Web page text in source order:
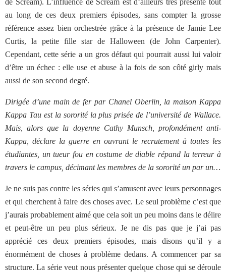
de Scream). L’influence de Scream est d’ailleurs très présente tout
au long de ces deux premiers épisodes, sans compter la grosse
référence assez bien orchestrée grâce à la présence de Jamie Lee
Curtis, la petite fille star de Halloween (de John Carpenter).
Cependant, cette série a un gros défaut qui pourrait aussi lui valoir
d’être un échec : elle use et abuse à la fois de son côté girly mais
aussi de son second degré.
Dirigée d’une main de fer par Chanel Oberlin, la maison Kappa
Kappa Tau est la sororité la plus prisée de l’université de Wallace.
Mais, alors que la doyenne Cathy Munsch, profondément anti-
Kappa, déclare la guerre en ouvrant le recrutement à toutes les
étudiantes, un tueur fou en costume de diable répand la terreur à
travers le campus, décimant les membres de la sororité un par un…
Je ne suis pas contre les séries qui s’amusent avec leurs personnages
et qui cherchent à faire des choses avec. Le seul problème c’est que
j’aurais probablement aimé que cela soit un peu moins dans le délire
et peut-être un peu plus sérieux. Je ne dis pas que je j’ai pas
apprécié ces deux premiers épisodes, mais disons qu’il y a
énormément de choses à problème dedans. A commencer par sa
structure. La série veut nous présenter quelque chose qui se déroule